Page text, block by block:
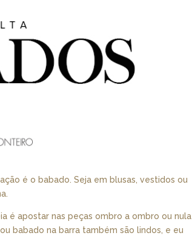
é o babado. Seja em blusas, vestidos ou
é apostar nas peças ombro a ombro ou nula
babado na barra também são lindos, e eu